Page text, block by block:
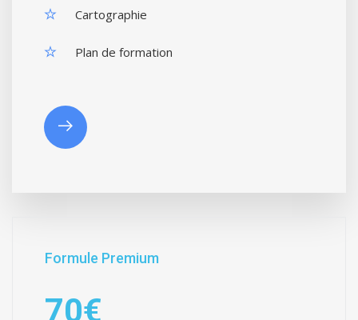
Cartographie
Plan de formation
Formule Premium
70€